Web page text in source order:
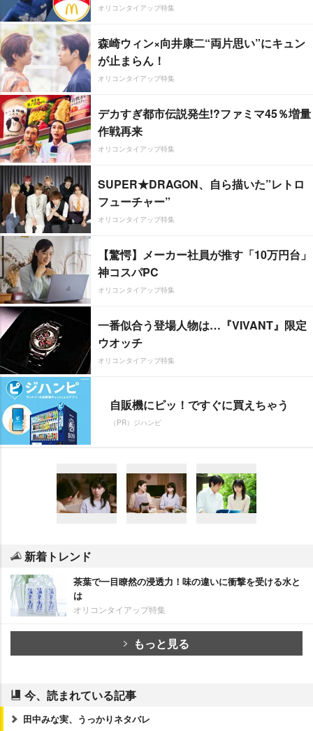
オリコンタイアップ特集
森崎ウィン×向井康二“両片思い”にキュン
が止まらん！
オリコンタイアップ特集
デカすぎ都市伝説発生!?ファミマ45％増量
作戦再来
オリコンタイアップ特集
SUPER★DRAGON、自ら描いた”レトロ
フューチャー”
オリコンタイアップ特集
【驚愕】メーカー社員が推す「10万円台」
神コスパPC
オリコンタイアップ特集
一番似合う登場人物は…『VIVANT』限定
ウオッチ
オリコンタイアップ特集
自販機にピッ！ですぐに買えちゃう
（PR）ジハンピ
新着トレンド
茶葉で一目瞭然の浸透力！味の違いに衝撃を受ける水と
は
オリコンタイアップ特集
もっと見る
今、読まれている記事
田中みな実、うっかりネタバレ